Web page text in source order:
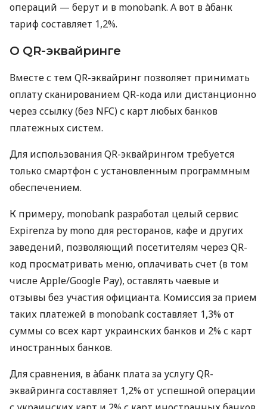
операций — берут и в monobank. А вот в àбанк
тариф составляет 1,2%.
О QR-эквайринге
Вместе с тем QR-эквайринг позволяет принимать
оплату сканированием QR-кода или дистанционно
через ссылку (без NFC) с карт любых банков
платежных систем.
Для использования QR-эквайрингом требуется
только смартфон с установленным программным
обеспечением.
К примеру, monobank разработал целый сервис
Expirenza by mono для ресторанов, кафе и других
заведений, позволяющий посетителям через QR-
код просматривать меню, оплачивать счет (в том
числе Apple/Google Pay), оставлять чаевые и
отзывы без участия официанта. Комиссия за прием
таких платежей в monobank составляет 1,3% от
суммы со всех карт украинских банков и 2% с карт
иностранных банков.
Для сравнения, в àбанк плата за услугу QR-
эквайринга составляет 1,2% от успешной операции